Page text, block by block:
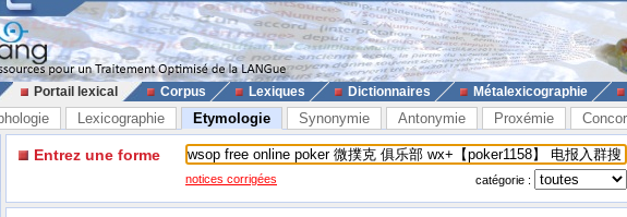
Portail lexical Corpus Lexiques Dictionnaires Métalexicographie
Lexicographie Etymologie Synonymie Antonymie Proxémie
Entrez une forme
notices corrigées catégorie :